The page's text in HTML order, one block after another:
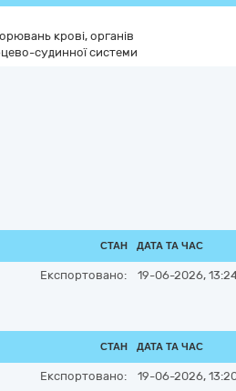
крові, органів
судинної системи
СТАН ДАТА ТА ЧАС
Експортовано: 19-06-2026,
СТАН ДАТА ТА ЧАС
Експортовано: 19-06-2026,